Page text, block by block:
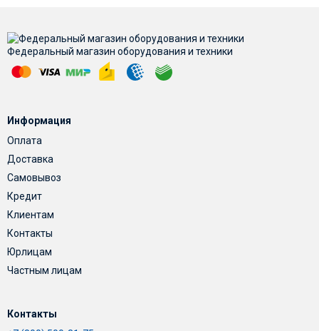
Федеральный магазин оборудования и техники
Информация
Оплата
Доставка
Самовывоз
Кредит
Клиентам
Контакты
Юрлицам
Частным лицам
Контакты